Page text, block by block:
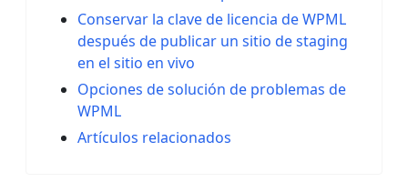
Conservar la clave de licencia de WPML
después de publicar un sitio de staging
en el sitio en vivo
Opciones de solución de problemas de
WPML
Artículos relacionados